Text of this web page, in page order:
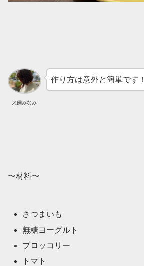
犬飼みなみ
作り方は意外と簡単です！
〜材料〜
さつまいも
無糖ヨーグルト
ブロッコリー
トマト